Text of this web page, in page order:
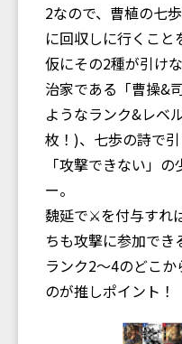
2なので、曹植の七
に回収しに行くこと
仮にその2種が引け
治家である「曹操&
ようなランク&レベ
枚！)、七歩の詩で
「攻撃できない」
ー。
魏延で⚔️を付与すれ
ちも攻撃に参加でき
ランク2〜4のどこ
のが推しポイント！